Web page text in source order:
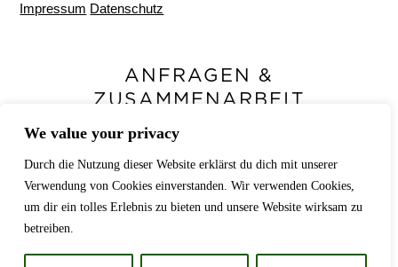
We value your privacy
Durch die Nutzung dieser Website erklärst du dich mit unserer
Verwendung von Cookies einverstanden. Wir verwenden Cookies,
um dir ein tolles Erlebnis zu bieten und unsere Website wirksam zu
betreiben.
Impressum Datenschutz
ANFRAGEN &
ZUSAMMENARBEIT
Hast du ein Projekt im Kopf,das
sichtbar werden soll?